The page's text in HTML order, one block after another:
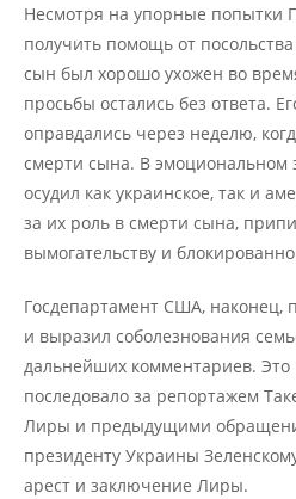
Несмотря на упорные попытки
получить помощь от
сын был хорошо ухожен во
просьбы остались без ответа.
оправдались через неделю,
смерти сына. В
осудил как украинское, так и
за их роль в смерти сына,
вымогательству и
Госдепартамент США, наконец,
и выразил соболезнования
дальнейших комментариев. Это
последовало за репортажем
Лиры и предыдущими
президенту Украины
арест и заключение Лиры.